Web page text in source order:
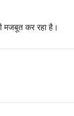
मजबूत कर रहा है।